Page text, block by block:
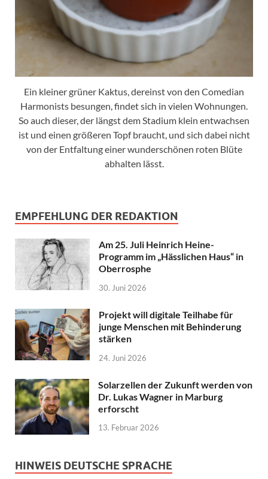
Ein kleiner grüner Kaktus, dereinst von den Comedian
Harmonists besungen, findet sich in vielen Wohnungen.
So auch dieser, der längst dem Stadium klein entwachsen
ist und einen größeren Topf braucht, und sich dabei nicht
von der Entfaltung einer wunderschönen roten Blüte
abhalten lässt.
EMPFEHLUNG DER REDAKTION
Am 25. Juli Heinrich Heine-
Programm im „Hässlichen Haus“ in
Oberrosphe
30. Juni 2026
Projekt will digitale Teilhabe für
junge Menschen mit Behinderung
stärken
24. Juni 2026
Solarzellen der Zukunft werden von
Dr. Lukas Wagner in Marburg
erforscht
13. Februar 2026
HINWEIS DEUTSCHE SPRACHE